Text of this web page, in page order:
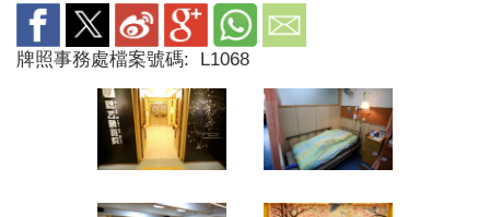
牌照事務處檔案號碼: L1068